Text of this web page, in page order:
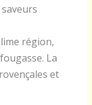
région,
La
et